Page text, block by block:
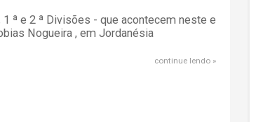
ª e 2 ª Divisões - que acontecem neste e
Nogueira , em Jordanésia
continue lendo